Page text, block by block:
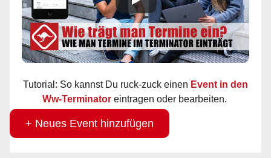
Tutorial: So kannst Du ruck-zuck einen Event in den
Ww-Terminator eintragen oder bearbeiten.
+ Neues Event hinzufügen